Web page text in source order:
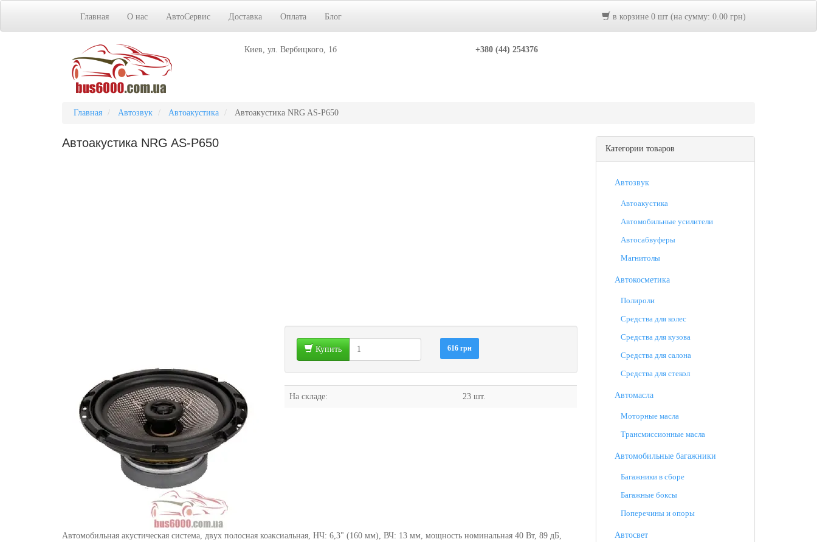
Главная О нас АвтоСервис Доставка Оплата Блог в корзине 0 шт (на сумму: 0.00 грн)
Киев, ул. Вербицкого, 1б +380 (44) 254376
Главная Автозвук Автоакустика Автоакустика NRG AS-P650
Автоакустика NRG AS-P650
Купить 616 грн
На складе: 23 шт.
Автомобильная акустическая система, двух полосная коаксиальная, НЧ: 6,3" (160 мм), ВЧ: 13 мм, мощность номинальная 40 Вт, 89 дБ,
Категории товаров
Автозвук
Автоакустика
Автомобильные усилители
Автосабвуферы
Магнитолы
Автокосметика
Полироли
Средства для колес
Средства для кузова
Средства для салона
Средства для стекол
Автомасла
Моторные масла
Трансмиссионные масла
Автомобильные багажники
Багажники в сборе
Багажные боксы
Поперечины и опоры
Автосвет